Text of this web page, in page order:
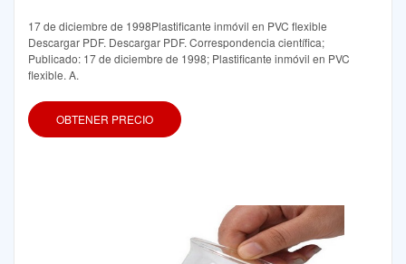
17 de diciembre de 1998Plastificante inmóvil en PVC flexible
Descargar PDF. Descargar PDF. Correspondencia científica;
Publicado: 17 de diciembre de 1998; Plastificante inmóvil en PVC
flexible. A.
OBTENER PRECIO